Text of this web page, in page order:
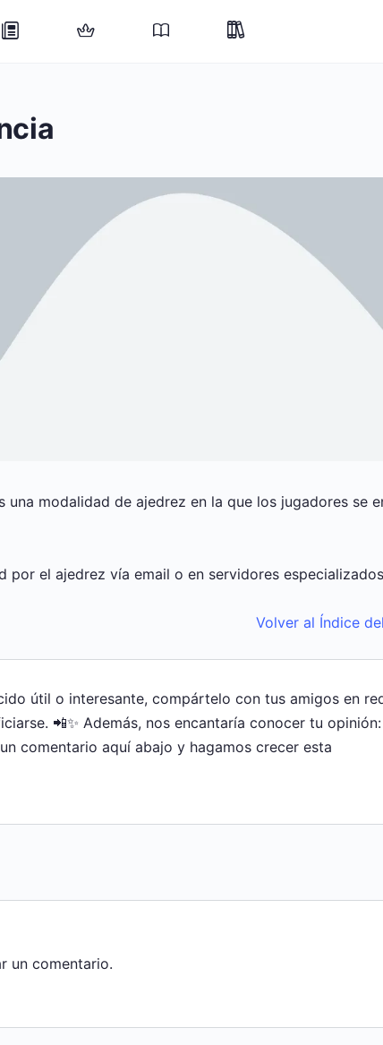
modalidad de ajedrez en la que los jugadores se
el ajedrez vía email o en servidores
Volver al Índice
útil o interesante, compártelo con tus amigos en
📲✨ Además, nos encantaría conocer tu
comentario aquí abajo y hagamos crecer esta
un comentario.